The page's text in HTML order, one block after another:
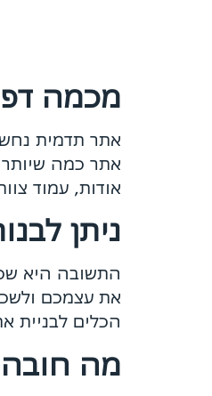
מכמה
אתר תדמית
אתר כמה שיותר
אודות, עמוד
ניתן
התשובה היא
את עצמכם
הכלים לבניית
מה חובה